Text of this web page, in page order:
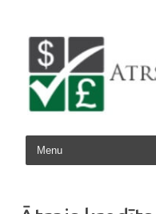
Skip to content